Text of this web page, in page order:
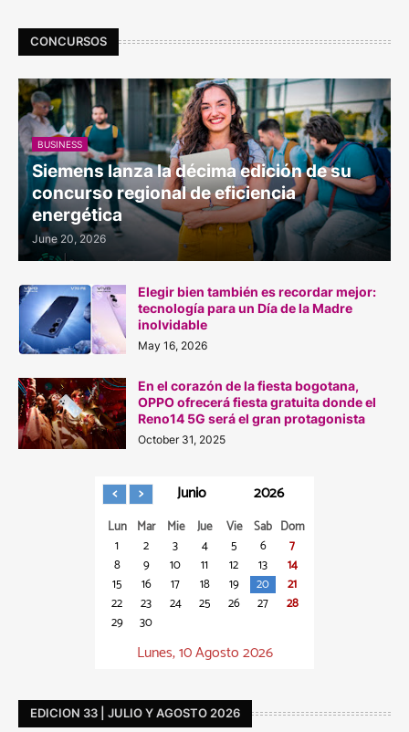
CONCURSOS
BUSINESS
Siemens lanza la décima edición de su
concurso regional de eficiencia
energética
June 20, 2026
Elegir bien también es recordar mejor:
tecnología para un Día de la Madre
inolvidable
May 16, 2026
En el corazón de la fiesta bogotana,
OPPO ofrecerá fiesta gratuita donde el
Reno14 5G será el gran protagonista
October 31, 2025
Junio 2026
Lun Mar Mie Jue Vie Sab Dom
1
2 3 4 5 6
7
8
9 10 11 12 13
14
15
16 17 18 19 20
21
22
23 24 25 26 27
28
29
30
Lunes, 10 Agosto 2026
EDICION 33 | JULIO Y AGOSTO 2026